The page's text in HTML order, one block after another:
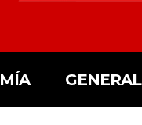
GENERAL